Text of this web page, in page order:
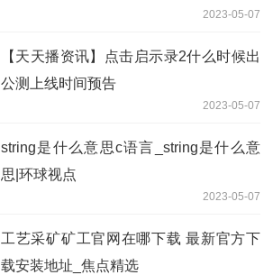
2023-05-07
【天天播资讯】点击启示录2什么时候出
公测上线时间预告
2023-05-07
string是什么意思c语言_string是什么意
思|环球视点
2023-05-07
工艺采矿矿工官网在哪下载 最新官方下
载安装地址_焦点精选